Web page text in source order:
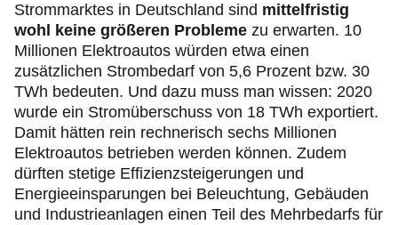
Strommarktes in Deutschland sind mittelfristig
wohl keine größeren Probleme zu erwarten. 10
Millionen Elektroautos würden etwa einen
zusätzlichen Strombedarf von 5,6 Prozent bzw. 30
TWh bedeuten. Und dazu muss man wissen: 2020
wurde ein Stromüberschuss von 18 TWh exportiert.
Damit hätten rein rechnerisch sechs Millionen
Elektroautos betrieben werden können. Zudem
dürften stetige Effizienzsteigerungen und
Energieeinsparungen bei Beleuchtung, Gebäuden
und Industrieanlagen einen Teil des Mehrbedarfs für